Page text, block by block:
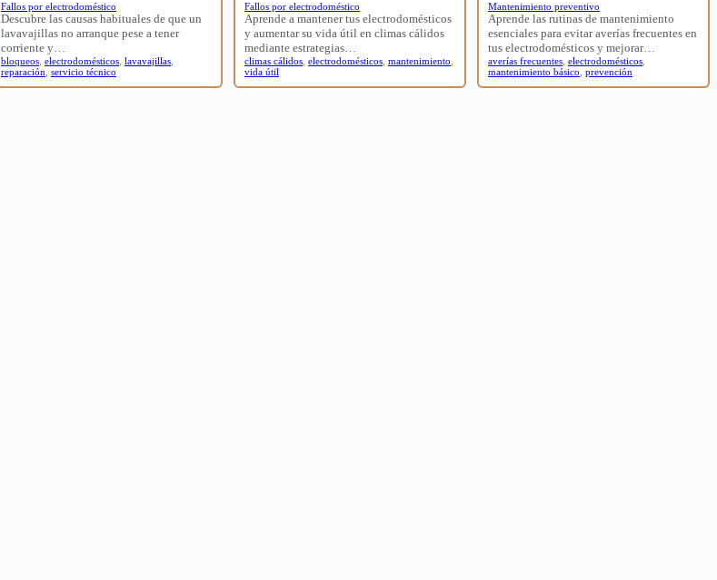
Fallos por electrodoméstico
Descubre las causas habituales de que un
lavavajillas no arranque pese a tener
corriente y…
bloqueos electrodomésticos lavavajillas
reparación servicio técnico
Fallos por electrodoméstico
Aprende a mantener tus electrodomésticos
y aumentar su vida útil en climas cálidos
mediante estrategias…
climas cálidos electrodomésticos mantenimiento
vida útil
Mantenimiento preventivo
Aprende las rutinas de mantenimiento
esenciales para evitar averías frecuentes en
tus electrodomésticos y mejorar…
averías frecuentes electrodomésticos
mantenimiento básico prevención